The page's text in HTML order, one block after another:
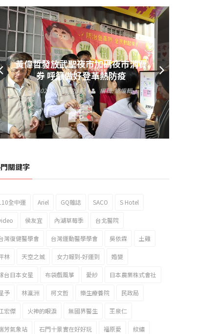
黃偉哲發放武聖夜市加碼夜市消費
券 呼籲做好登革熱防疫
2023 年 9 月 23 日 編輯:總編輯
關鍵字
全中運 Ariel GQ雜誌 SACO S Hotel
侯友宜 內湖草莓季 台北醫院
灣復健醫學會 台灣運動醫學學會 吳依霖 土雞
林 天空之城 女力報到-好運到 婚變
台日本女星 布袋戲風箏 愛紗 日本農業株式會社
予 林瀛洲 柯文哲 樂生療養院 民政局
宏傑 火神的眼淚 無國界醫生 王泉仁
芳氣象站 石門十景實在好好玩 福原愛 紋繡